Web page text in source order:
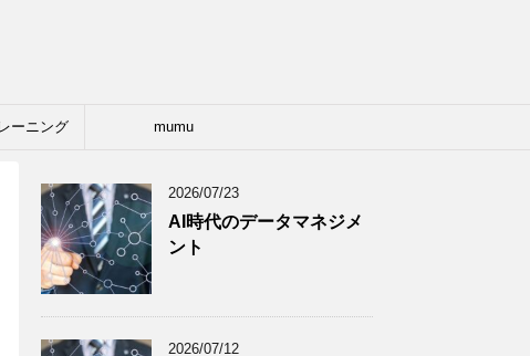
ーニング mumu
2026/07/23
AI時代のデータマネジメ
ント
2026/07/12